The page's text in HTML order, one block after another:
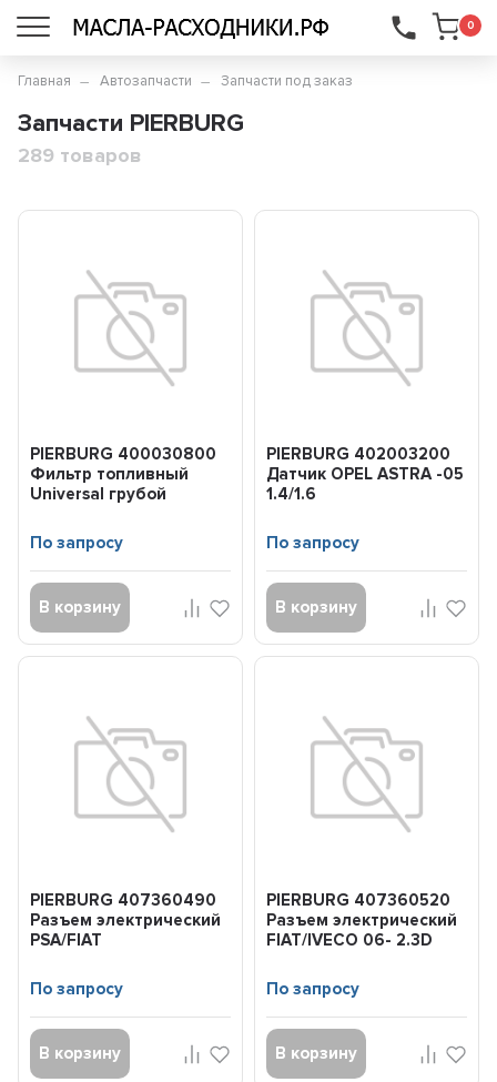
0
...
Главная Автозапчасти Запчасти под заказ
Запчасти PIERBURG
289 товаров
PIERBURG 400030800
Фильтр топливный
Universal грубой
По запросу
В корзину
PIERBURG 402003200
Датчик OPEL ASTRA -05
1.4/1.6
По запросу
В корзину
PIERBURG 407360490
Разъем электрический
PSA/FIAT
06- 3.0J...
По запросу
В корзину
PIERBURG 407360520
Разъем электрический
FIAT/IVECO 06- 2.3D
По запросу
В корзину